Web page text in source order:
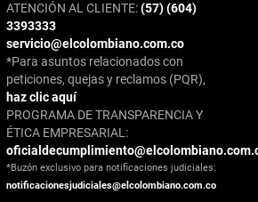
ATENCIÓN AL CLIENTE:(57) (604)
3393333
servicio@elcolombiano.com.co
*Para asuntos relacionados con
peticiones, quejas y reclamos (PQR),
haz clic aquí
PROGRAMA DE TRANSPARENCIA Y
ÉTICA EMPRESARIAL:
*Buzón exclusivo para notificaciones judiciales:
notificacionesjudiciales@elcolombiano.com.co